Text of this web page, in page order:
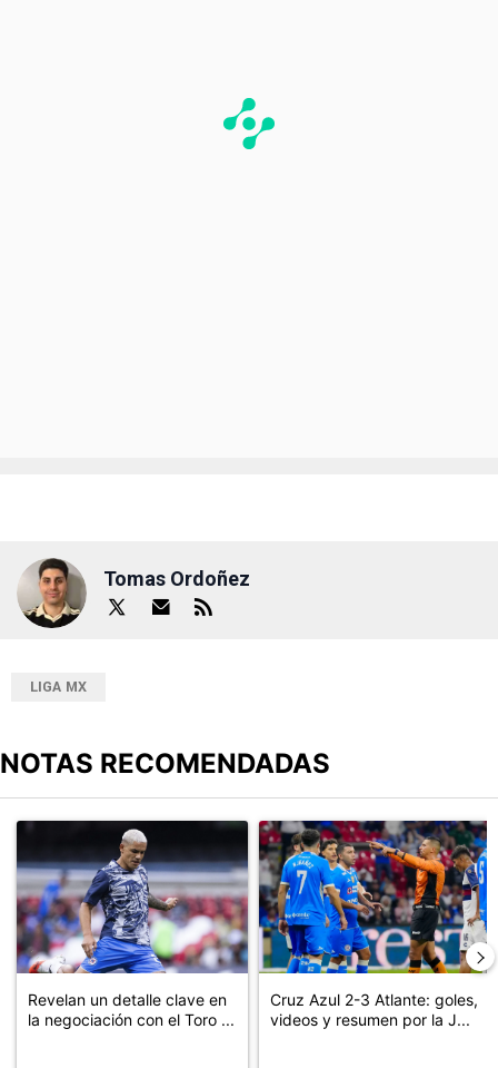
Tomas Ordoñez
LIGA MX
NOTAS RECOMENDADAS
Un artículo de tendencia con el título "Revelan un detalle clave
Revelan un detalle clave en
la negociación con el Toro ...
Un artículo de tendencia con el
Cruz Azul 2-3 Atlante: goles,
videos y resumen por la J...